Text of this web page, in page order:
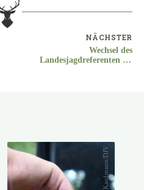
NÄCHSTER
Wechsel des
Landesjagdreferenten im
Kaufmann/DJV